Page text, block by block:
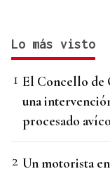
Lo más visto
El Concello de
una
procesado
Un motorista